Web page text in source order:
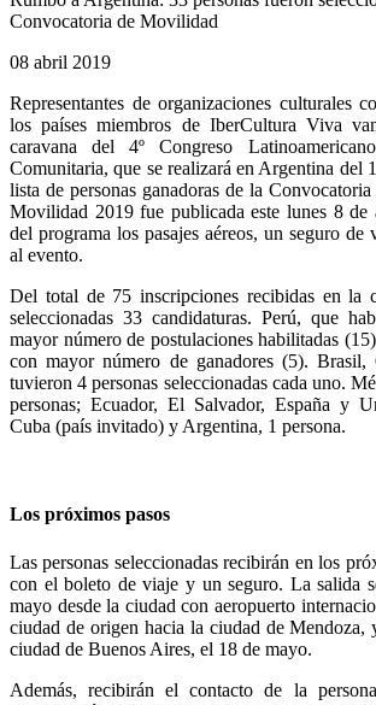
Convocatoria de Movilidad
08 abril 2019
Representantes de organizaciones culturales
los países miembros de IberCultura Viva
caravana del 4º Congreso
Comunitaria, que se realizará en Argentina del
lista de personas ganadoras de la
Movilidad 2019 fue publicada este lunes 8 de
del programa los pasajes aéreos, un seguro
al evento.
Del total de 75 inscripciones recibidas en la
seleccionadas 33 candidaturas. Perú, que
mayor número de postulaciones habilitadas
con mayor número de ganadores (5).
tuvieron 4 personas seleccionadas cada uno.
personas; Ecuador, El Salvador, España y
Cuba (país invitado) y Argentina, 1 persona.
Los próximos pasos
Las personas seleccionadas recibirán en los
con el boleto de viaje y un seguro. La salida
mayo desde la ciudad con aeropuerto
ciudad de origen hacia la ciudad de Mendoza,
ciudad de Buenos Aires, el 18 de mayo.
Además, recibirán el contacto de la